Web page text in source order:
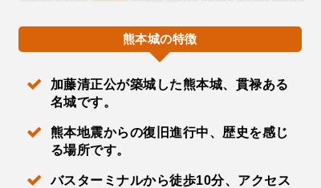
熊本城の特徴
加藤清正公が築城した熊本城、貫禄ある
名城です。
熊本地震からの復旧進行中、歴史を感じ
る場所です。
バスターミナルから徒歩10分、アクセス